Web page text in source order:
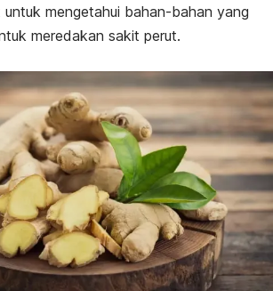
untuk mengetahui bahan-bahan yang
meredakan sakit perut.